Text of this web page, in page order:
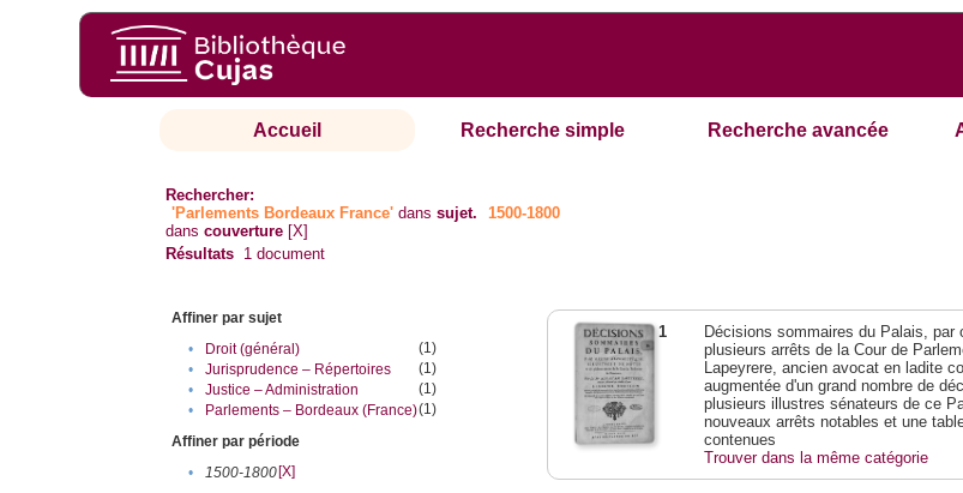
Accueil Recherche simple Recherche avancée
Rechercher:
'Parlements Bordeaux France' danssujet.
1500-1800
danscouverture [X]
Résultats 1 document
Affiner par sujet
•
Droit (général)
(1)
•
Jurisprudence – Répertoires
(1)
•
Justice – Administration
(1)
•
Parlements – Bordeaux (France)(1)
Affiner par période
•
1500-1800[X]
1
Décisions sommaires du Palais,
plusieurs arrêts de la Cour de
Lapeyrere, ancien avocat en ladite
augmentée d'un grand nombre de
plusieurs illustres sénateurs de ce
nouveaux arrêts notables et une
contenues
Trouver dans la même catégorie